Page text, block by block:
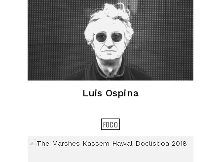
Luis Ospina
FOCO